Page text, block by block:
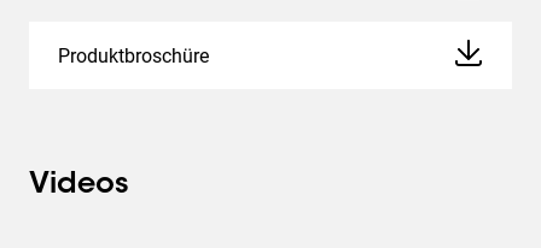
Produktbroschüre
Videos